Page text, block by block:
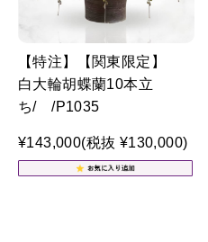
【特注】【関東限定】
白大輪胡蝶蘭10本立
ち/ /P1035
¥143,000(税抜 ¥130,000)